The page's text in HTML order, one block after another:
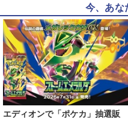
今、あな
エディオンで「ポケカ」抽選販